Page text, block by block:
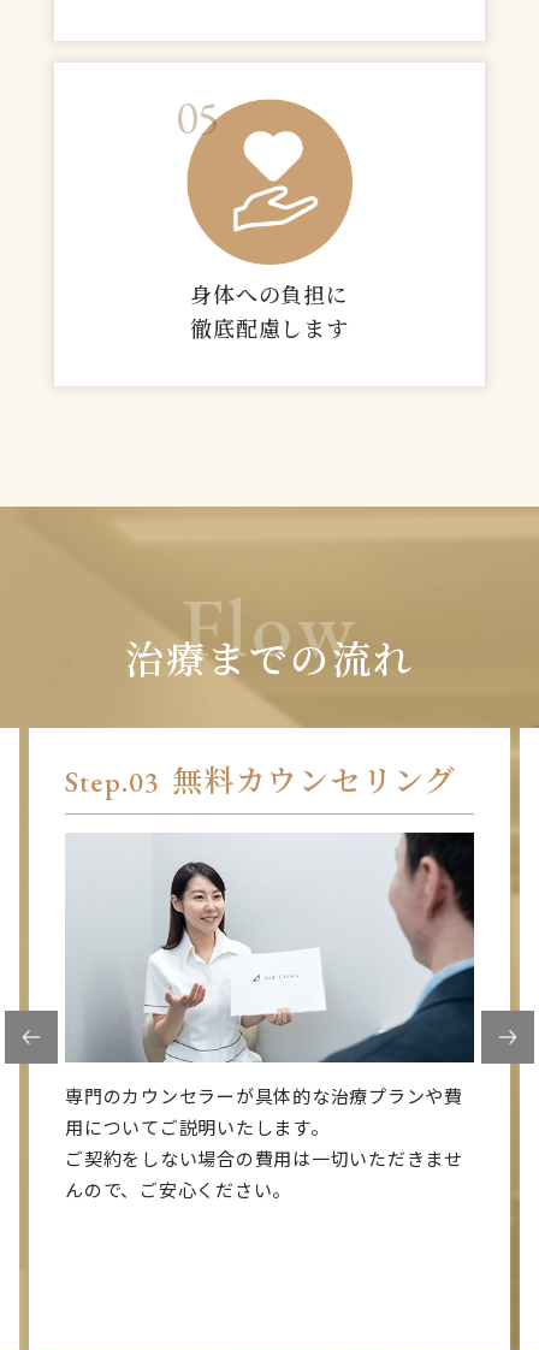
05
身体への負担に
徹底配慮します
Flow
治療までの流れ
Step.04 エイドレーザー治療
(最短10分)
レーザーによる治療を行います。
定期的にのどのお写真を見ながら、治療経過の
様子を一緒にご確認頂きます。